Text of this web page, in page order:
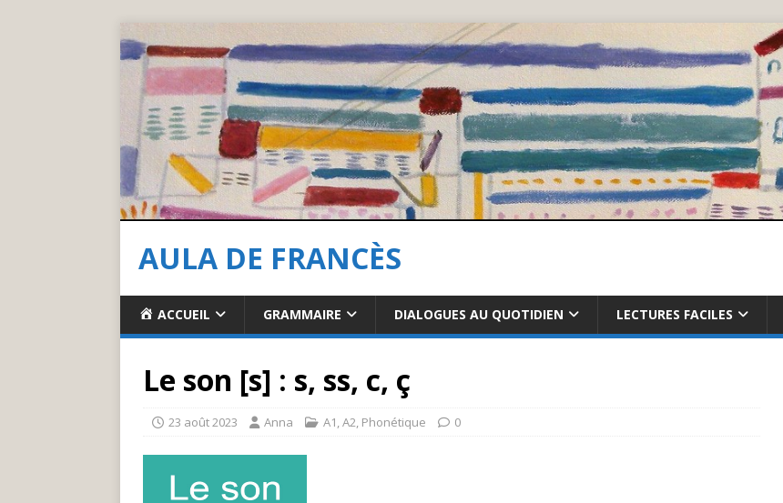
AULA DE FRANCÈS
ACCUEIL GRAMMAIRE DIALOGUES AU QUOTIDIEN LECTURES FACILES
Le son [s] : s, ss, c, ç
23 août 2023 Anna A1,A2, Phonétique 0